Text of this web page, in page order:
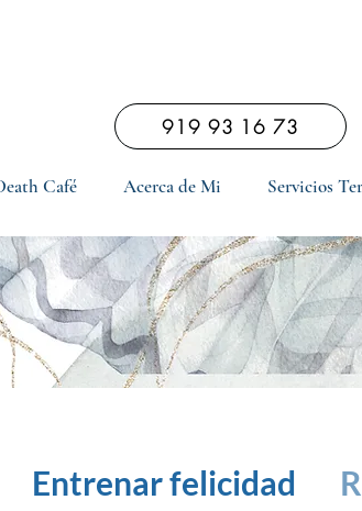
919 93 16 73
Café Acerca de Mi Servicios
Entrenar felicidad